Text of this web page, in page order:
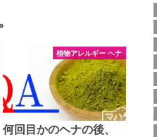
植物アレルギー ヘナ
何回目かのヘナの後、